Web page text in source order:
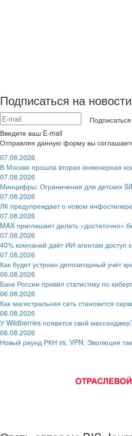
Подписаться на
Подписаться
Введите ваш E-mail
Отправляя данную форму вы
07.08.2026
В Москве прошла вторая инженерная
07.08.2026
Минцифры: Ограничения для детских
07.08.2026
ЛК предупреждает о новом
07.08.2026
MAX приглашает делать «достаточно»
07.08.2026
40% компаний даёт ИИ‑агентам доступ
07.08.2026
Как будет устроен депозитарный учёт
06.08.2026
Банк России привёл статистику по
06.08.2026
Как магистральная сеть становится
06.08.2026
У Wildberries появится свой
06.08.2026
Новый раунд РКН vs. VPN: Эволюция